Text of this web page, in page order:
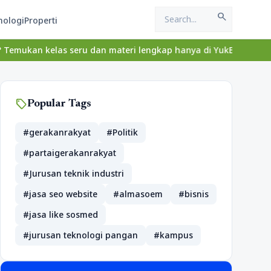
Properti search
kelas seru dan materi lengkap hanya di YukBelajar.com.
sellPopular Tags
#gerakanrakyat
#Politik
#partaigerakanrakyat
#Jurusan teknik industri
#jasa seo website
#almasoem
#bisnis
#jasa like sosmed
#jurusan teknologi pangan
#kampus